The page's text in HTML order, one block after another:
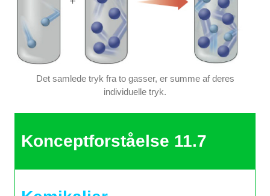
Det samlede tryk fra to gasser, er summe af deres
individuelle tryk.
Konceptforståelse 11.7